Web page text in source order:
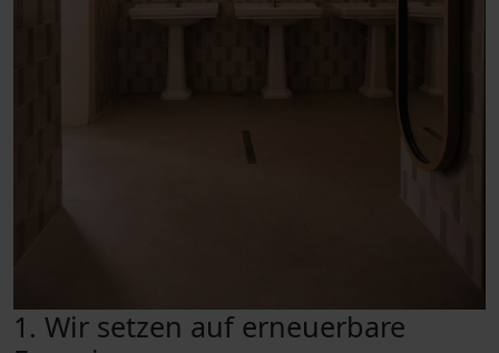
1. Wir setzen auf erneuerbare